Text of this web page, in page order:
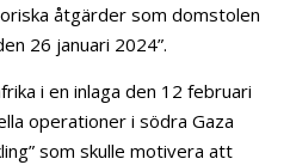
åtgärder som domstolen
26 januari 2024”.
i en inlaga den 12 februari
operationer i södra Gaza
som skulle motivera att